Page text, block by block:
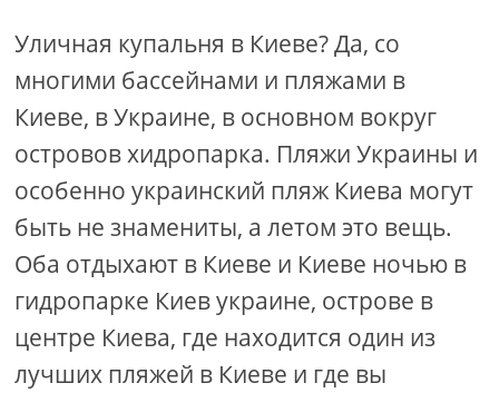
Уличная купальня в Киеве? Да, со
многими бассейнами и пляжами в
Киеве, в Украине, в основном вокруг
островов хидропарка. Пляжи Украины и
особенно украинский пляж Киева могут
быть не знамениты, а летом это вещь.
Оба отдыхают в Киеве и Киеве ночью в
гидропарке Киев украине, острове в
центре Киева, где находится один из
лучших пляжей в Киеве и где вы